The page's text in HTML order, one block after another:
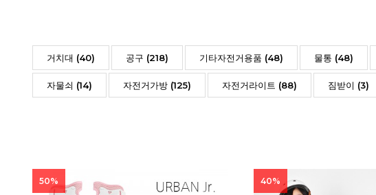
거치대 (40) 공구 (218) 기타자전거용품 (48) 물통 (48)
자물쇠 (14) 자전거가방 (125) 자전거라이트 (88) 짐받이 (3)
50% 40%